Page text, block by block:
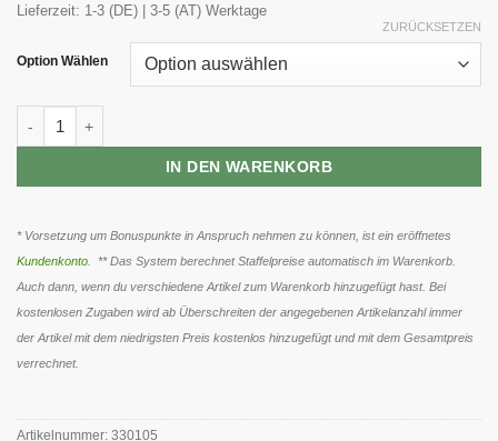
Lieferzeit: 1-3 (DE) | 3-5 (AT) Werktage
Option Wählen
ZURÜCKSETZEN
IN DEN WARENKORB
* Vorsetzung um Bonuspunkte in Anspruch nehmen zu können, ist ein eröffnetes
Kundenkonto . ** Das System berechnet Staffelpreise automatisch im Warenkorb.
Auch dann, wenn du verschiedene Artikel zum Warenkorb hinzugefügt hast. Bei
kostenlosen Zugaben wird ab Überschreiten der angegebenen Artikelanzahl immer
der Artikel mit dem niedrigsten Preis kostenlos hinzugefügt und mit dem Gesamtpreis
verrechnet.
Artikelnummer: 330105